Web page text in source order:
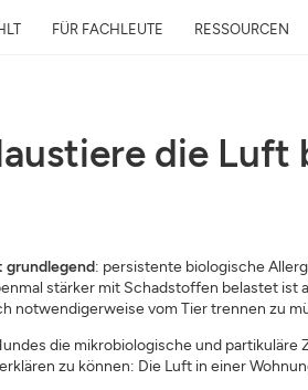
FÜR FACHLEUTE RESSOURCEN
die
grundlegend: persistente biologische
stärker mit Schadstoffen belastet ist
notwendigerweise vom Tier trennen zu
die mikrobiologische und
zu können: Die Luft in einer
Luftqualität rund ums Zuhause
Ihre Gesundheit
E-Mail